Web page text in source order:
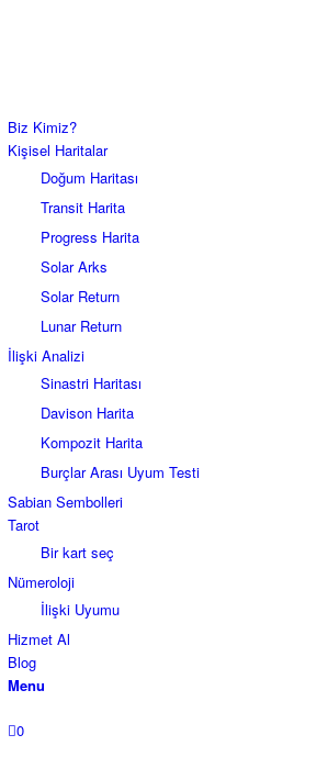
Biz Kimiz?
Kişisel Haritalar
Doğum Haritası
Transit Harita
Progress Harita
Solar Arks
Solar Return
Lunar Return
İlişki Analizi
Sinastri Haritası
Davison Harita
Kompozit Harita
Burçlar Arası Uyum Testi
Sabian Sembolleri
Tarot
Bir kart seç
Nümeroloji
İlişki Uyumu
Hizmet Al
Blog
Menu
0